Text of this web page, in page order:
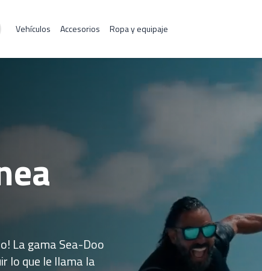
Vehículos Accesorios Ropa y equipaje
La gama Sea-Doo
lo que le llama la